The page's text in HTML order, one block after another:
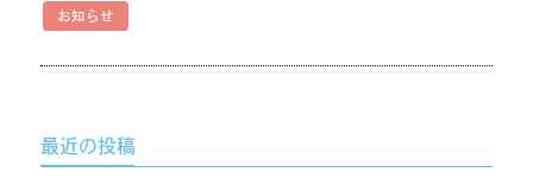
お知らせ
最近の投稿